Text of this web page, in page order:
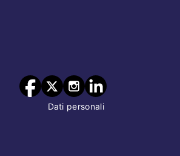
Dati personali